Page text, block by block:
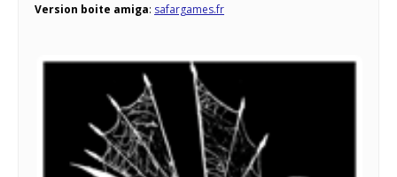
Version boite amiga: safargames.fr